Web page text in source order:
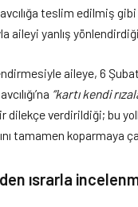
teslim edilmiş
aileyi yanlış
aileye, 6
“kartı kendi
dilekçe verdirildiği; bu
tamamen koparmaya
ısrarla